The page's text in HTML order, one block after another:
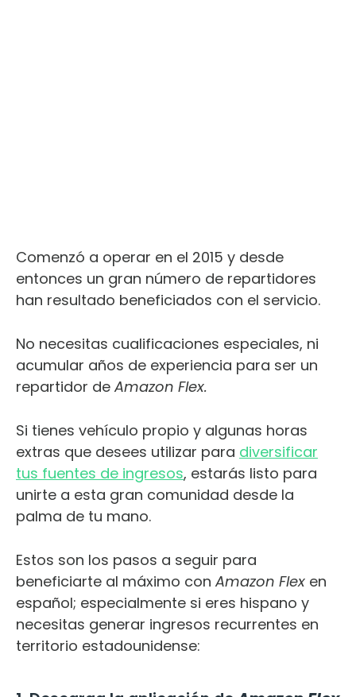
Comenzó a operar en el 2015 y desde
entonces un gran número de repartidores
han resultado beneficiados con el servicio.
No necesitas cualificaciones especiales, ni
acumular años de experiencia para ser un
repartidor de Amazon Flex.
Si tienes vehículo propio y algunas horas
extras que desees utilizar para diversificar
tus fuentes de ingresos, estarás listo para
unirte a esta gran comunidad desde la
palma de tu mano.
Estos son los pasos a seguir para
beneficiarte al máximo con Amazon Flex en
español; especialmente si eres hispano y
necesitas generar ingresos recurrentes en
territorio estadounidense: